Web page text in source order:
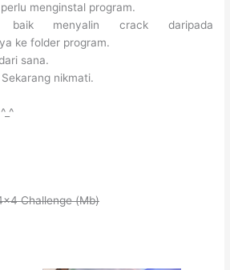
menginstal program.
menyalin crack daripada
ke folder program.
sana.
nikmati.
Challenge (Mb)